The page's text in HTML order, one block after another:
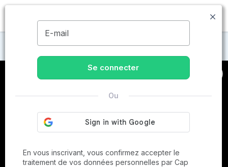
MENU
Maisons de retraite à Bargemon
E-mail
Se connecter
Ou
En vous inscrivant, vous confirmez accepter le
traitement de vos données personnelles par Cap